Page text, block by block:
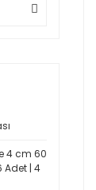
4 cm 60
Adet | 4